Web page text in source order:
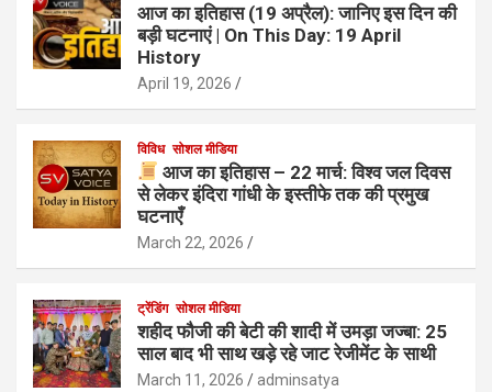
आज का इतिहास (19 अप्रैल): जानिए इस दिन की
बड़ी घटनाएं | On This Day: 19 April
History
April 19, 2026
विविध सोशल मीडिया
आज का इतिहास – 22 मार्च: विश्व जल दिवस
से लेकर इंदिरा गांधी के इस्तीफे तक की प्रमुख
घटनाएँ
March 22, 2026
ट्रेंडिंग सोशल मीडिया
शहीद फौजी की बेटी की शादी में उमड़ा जज्बा: 25
साल बाद भी साथ खड़े रहे जाट रेजीमेंट के साथी
March 11, 2026 adminsatya